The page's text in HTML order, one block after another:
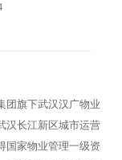
团旗下武汉汉广物业
汉长江新区城市运营
国家物业管理一级资